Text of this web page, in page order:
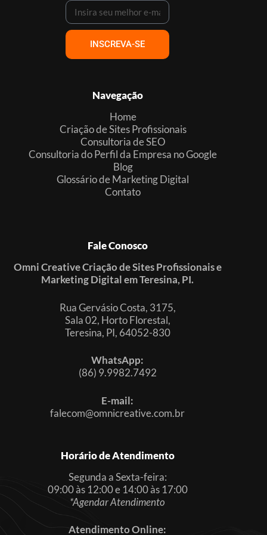
INSCREVA-SE
Navegação
Home
Criação de Sites Profissionais
Consultoria de SEO
Consultoria do Perfil da Empresa no Google
Blog
Glossário de Marketing Digital
Contato
Fale Conosco
Omni Creative Criação de Sites Profissionais e
Marketing Digital em Teresina, PI.
Rua Gervásio Costa, 3175,
Sala 02, Horto Florestal,
Teresina, PI, 64052-830
WhatsApp:
(86) 9.9982.7492
E-mail:
falecom@omnicreative.com.br
Horário de Atendimento
Segunda a Sexta-feira:
09:00 às 12:00 e 14:00 às 17:00
*Agendar Atendimento
Atendimento Online: